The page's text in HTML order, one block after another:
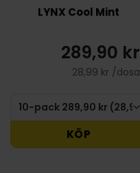
LYNX Cool Mint
289,90 kr
28,99 kr /dosa
KÖP